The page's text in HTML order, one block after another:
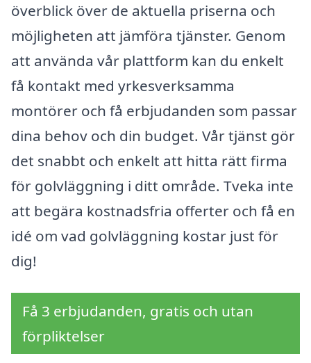
överblick över de aktuella priserna och
möjligheten att jämföra tjänster. Genom
att använda vår plattform kan du enkelt
få kontakt med yrkesverksamma
montörer och få erbjudanden som passar
dina behov och din budget. Vår tjänst gör
det snabbt och enkelt att hitta rätt firma
för golvläggning i ditt område. Tveka inte
att begära kostnadsfria offerter och få en
idé om vad golvläggning kostar just för
dig!
Få 3 erbjudanden, gratis och utan
förpliktelser